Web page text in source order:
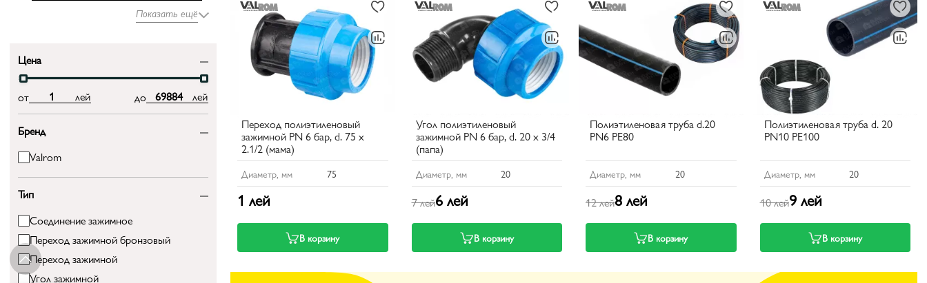
Показать ещё
Цена
от лей до лей
Бренд
Valrom
Тип
Соединение зажимное
Переход зажимной бронзовый
Переход зажимной
Угол зажимной
Переход полиэтиленовый
зажимной PN 6 бар, d. 75 x
2.1/2 (мама)
Диаметр, мм 75
1 лей
В корзину
Угол полиэтиленовый
зажимной PN 6 бар, d. 20 x 3/4
(папа)
Диаметр, мм 20
7 лей6 лей
В корзину
Полиэтиленовая труба d.20
PN6 PE80
Диаметр, мм 20
12 лей8 лей
В корзину
Полиэтиленовая труба d. 20
PN10 PE100
Диаметр, мм 20
10 лей9 лей
В корзину